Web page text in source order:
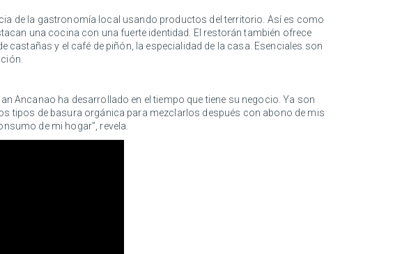
de la gastronomía local usando productos del territorio. Así es como
una cocina con una fuerte identidad. El restorán también ofrece
y el café de piñón, la especialidad de la casa. Esenciales son
Ancanao ha desarrollado en el tiempo que tiene su negocio. Ya son
tipos de basura orgánica para mezclarlos después con abono de mis
de mi hogar”, revela.